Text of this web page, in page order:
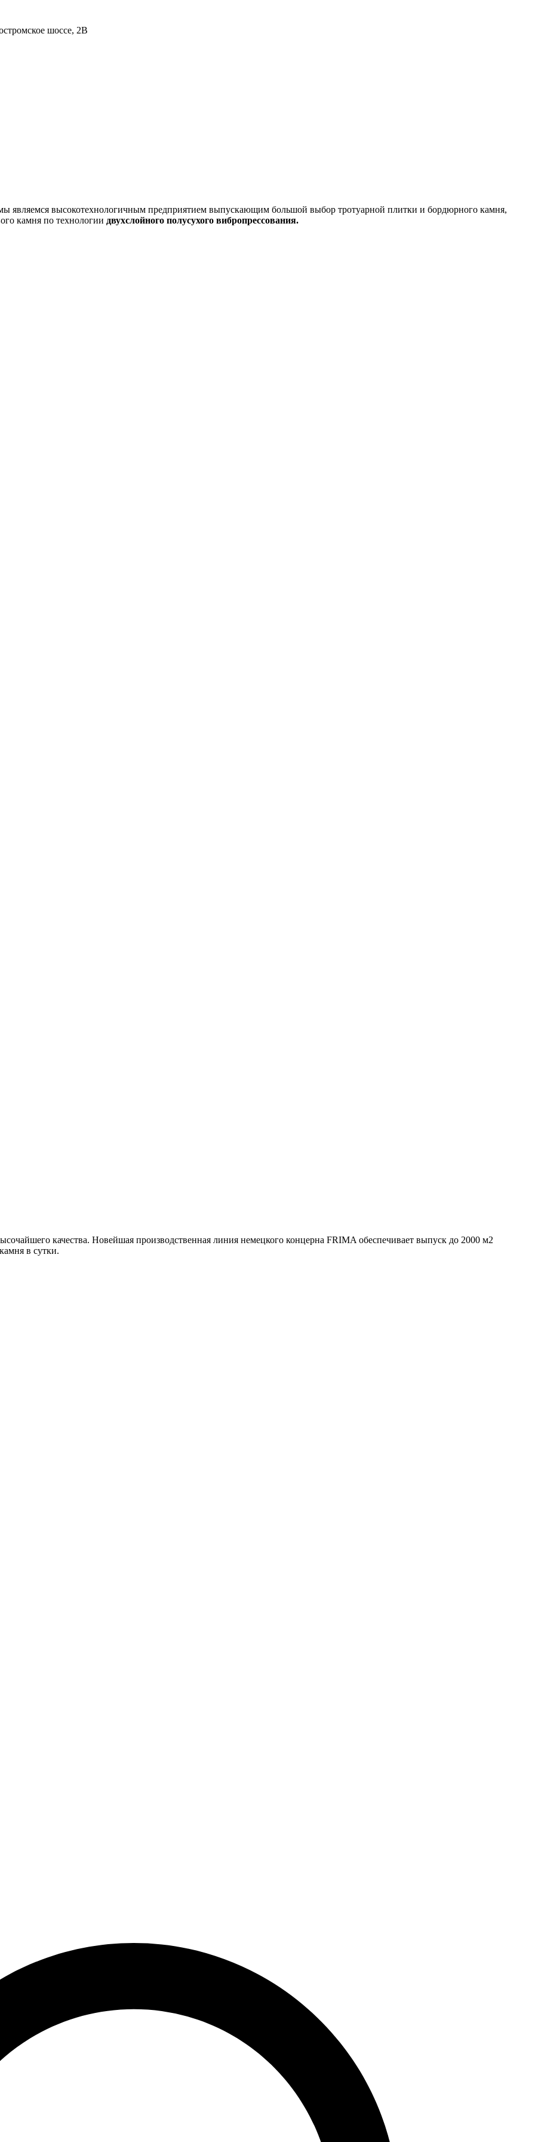
шоссе, 2В
являемся высокотехнологичным предприятием выпускающим большой выбор тротуарной плитки и бордюрного камня,
камня по технологии двухслойного полусухого вибропрессования.
качества. Новейшая производственная линия немецкого концерна FRIMA обеспечивает выпуск до 2000 м2
в сутки.